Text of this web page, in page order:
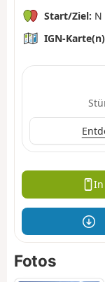
Start/Ziel: N
IGN-
Fotos